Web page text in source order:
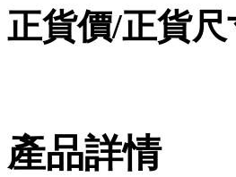
正貨價/正貨尺
產品詳情